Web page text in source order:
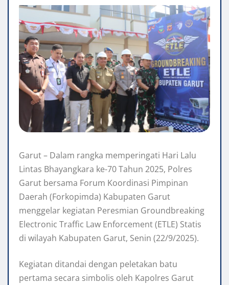
Garut – Dalam rangka memperingati Hari Lalu
Lintas Bhayangkara ke-70 Tahun 2025, Polres
Garut bersama Forum Koordinasi Pimpinan
Daerah (Forkopimda) Kabupaten Garut
menggelar kegiatan Peresmian Groundbreaking
Electronic Traffic Law Enforcement (ETLE) Statis
di wilayah Kabupaten Garut, Senin (22/9/2025).
Kegiatan ditandai dengan peletakan batu
pertama secara simbolis oleh Kapolres Garut